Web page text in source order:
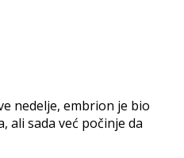
nedelje, embrion je bio
ali sada već počinje da